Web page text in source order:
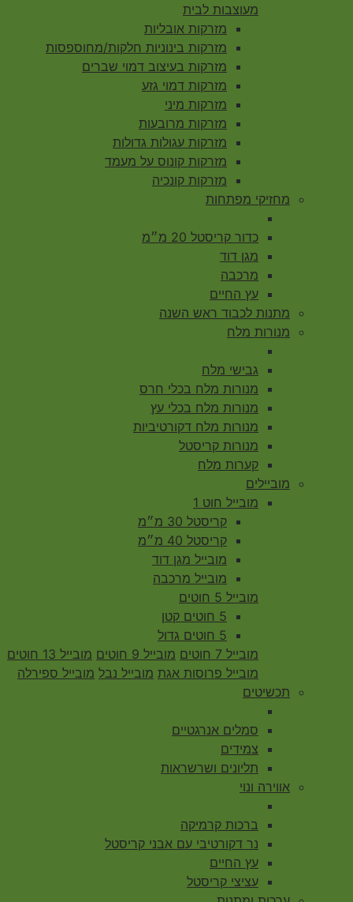
מעוצבות לבית
מזרקות אובליות
מזרקות בינוניות חלקות/מחוספסות
מזרקות בעיצוב דמוי שברים
מזרקות דמוי גזע
מזרקות מיני
מזרקות מרובעות
מזרקות עגולות גדולות
מזרקות קונוס על מעמד
מזרקות קונכיה
מחזיקי מפתחות
כדור קריסטל 20 מ״מ
מגן דוד
מרכבה
עץ החיים
מתנות לכבוד ראש השנה
מנורות מלח
גבישי מלח
מנורות מלח בכלי חרס
מנורות מלח בכלי עץ
מנורות מלח דקורטיביות
מנורות קריסטל
קערות מלח
מוביילים
מובייל חוט 1
קריסטל 30 מ״מ
קריסטל 40 מ״מ
מובייל מגן דוד
מובייל מרכבה
מובייל 5 חוטים
5 חוטים קטן
5 חוטים גדול
מובייל 7 חוטים
מובייל 9 חוטים
מובייל 13 חוטים
מובייל פרוסות אגת מובייל נבל מובייל ספירלה
תכשיטים
סמלים אנרגטיים
צמידים
תליונים ושרשראות
אווירה ונוי
ברכות קרמיקה
נר דקורטיבי עם אבני קריסטל
עץ החיים
עציצי קריסטל